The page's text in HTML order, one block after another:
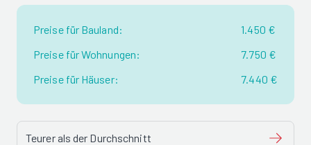
Preise für Bauland:
1.450 €
Preise für Wohnungen:
7.750 €
Preise für Häuser:
7.440 €
Teurer als der Durchschnitt